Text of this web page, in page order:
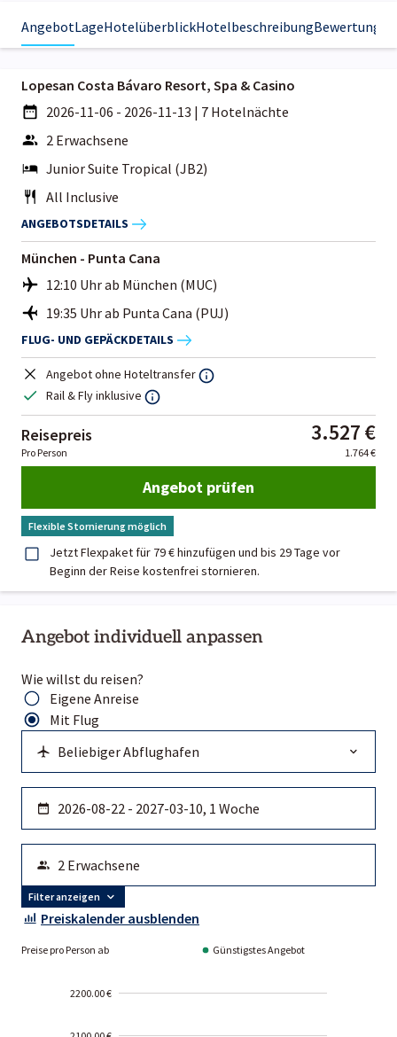
AngebotLageHotelüberblickHotelbeschreibungBewertungen
Angebot individuell anpassen
Wie willst du reisen?
Eigene Anreise
Mit Flug
Filter anzeigen
Preiskalender ausblenden
Preise pro Person ab Günstigstes Angebot
2200.00 €
Lopesan Costa Bávaro Resort, Spa & Casino
2026-11-06 - 2026-11-13 | 7 Hotelnächte
2 Erwachsene
Junior Suite Tropical (JB2)
All Inclusive
ANGEBOTSDETAILS
München - Punta Cana
12:10 Uhr ab München (MUC)
19:35 Uhr ab Punta Cana (PUJ)
FLUG- UND GEPÄCKDETAILS
Angebot ohne Hoteltransfer
Rail & Fly inklusive
Reisepreis 3.527 €
Pro Person 1.764 €
Angebot prüfen
Flexible Stornierung möglich
Jetzt Flexpaket für 79 € hinzufügen und bis 29 Tage vor
Beginn der Reise kostenfrei stornieren.